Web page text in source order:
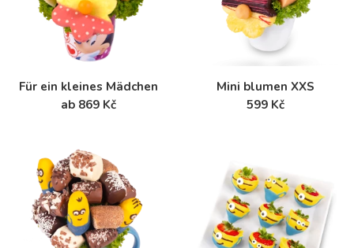
Für ein kleines Mädchen
ab 869 Kč
Mini blumen XXS
599 Kč